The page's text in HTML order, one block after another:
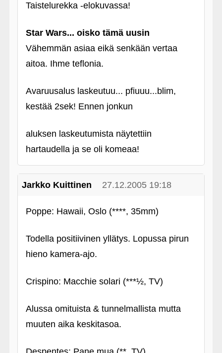
Taistelurekka ‑elokuvassa!
Star Wars... oisko tämä uusin
Vähemmän asiaa eikä senkään vertaa
aitoa. Ihme teflonia.
Avaruusalus laskeutuu... pfiuuu...blim,
kestää 2sek! Ennen jonkun
aluksen laskeutumista näytettiin
hartaudella ja se oli komeaa!
Jarkko Kuittinen 27.12.2005 19:18
Poppe: Hawaii, Oslo (****, 35mm)
Todella positiivinen yllätys. Lopussa pirun
hieno kamera-ajo.
Crispino: Macchie solari (***½, TV)
Alussa omituista & tunnelmallista mutta
muuten aika keskitasoa.